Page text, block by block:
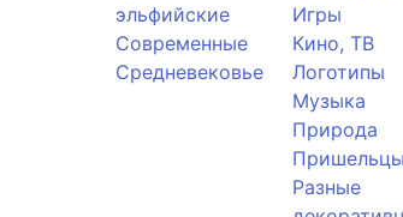
эльфийские
Современные
Средневековье
Игры
Кино, ТВ
Логотипы
Музыка
Природа
Пришельцы
Разные